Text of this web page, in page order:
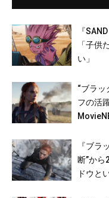
『
「子供
い」
“ブラッ
フの活
『ブラ
断”か
ドウと